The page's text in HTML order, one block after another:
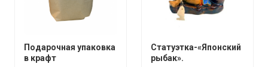
Подарочная упаковка
в крафт
Статуэтка-«Японский
рыбак».